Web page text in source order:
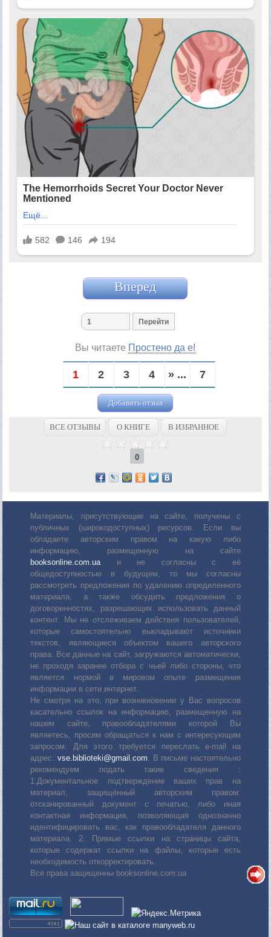
Вперед
Вы читаете Простено да е!
1 2 3 4 » ... 7
Добавить отзыв
ВСЕ ОТЗЫВЫ О КНИГЕ В ИЗБРАННОЕ
0
Материалы, присутствующие на сайте, получены с
публичных (широкодоступных) ресурсов. Если вы
обладаете авторским правом на какую либо
информацию, размещенную на сайте
booksonline.com.uaи не согласны с её
общедоступностью в будущем, то мы согласны
рассмотреть предложения по удалению определенного
материала, а также обсудить предложения о
договоренностях, разрешающих использовать данный
контент. Мы не отслеживаем действия пользователей,
которые самостоятельно выкладывают источники
текстов, являющиеся объектом вашего авторского
права. Все данные на сайт, загружаются автоматически,
не проходя заранее отбора с чьей либо стороны, что
является нормой в мировом опыте размещения
информации в сети интернет.
Не смотря на это, при возникновении у Вас вопросов
касательно ссылок на информацию, размещенную на
нашем сайте, правообладателями которой Вы
являетесь, просим обращаться к нам с интересующим
запросом. Для этого требуется переслать е-mail на
адрес: vse.biblioteki@gmail.com. В письме настоятельно
рекомендуем подать такие сведения :
1.Документальное подтверждение ваших прав на
материал, защищённый авторским правом:
отсканированный документ с печатью, либо иная
контактная информация, позволяющая однозначно
идентифицировать вас, как правообладателя данного
материала. 2. Прямые ссылки на страницы сайта,
которые содержат ссылки на файлы, которые есть
необходимость откорректировать.
Все права защищенны booksonline.com.ua